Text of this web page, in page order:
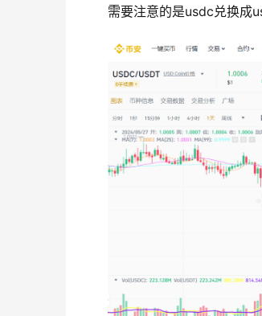
需要注意的是usdc兑换成